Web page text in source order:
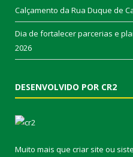
Calçamento da Rua Duque de
Dia de fortalecer parcerias e
2026
DESENVOLVIDO POR CR2
Muito mais que criar site ou